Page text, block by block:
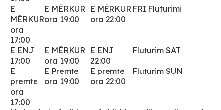
E
MËRKUR
ora
17:00
E MËRKUR
ora 19:00
E MËRKUR
ora 22:00
FRI Fluturimi
E ENJ
17:00
E MËRKUR
ora 19:00
E ENJ
22:00
Fluturim SAT
E
premte
ora
17:00
E Premte
ora 19:00
E premte
ora 22:00
Fluturim SUN